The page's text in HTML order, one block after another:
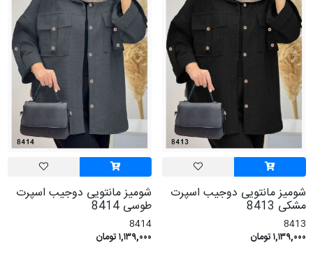
شومیز مانتویی دوجیب اسپرت
مشکی 8413
8413
۱,۱۳۹,۰۰۰ تومان
شومیز مانتویی دوجیب اسپرت
طوسی 8414
8414
۱,۱۳۹,۰۰۰ تومان